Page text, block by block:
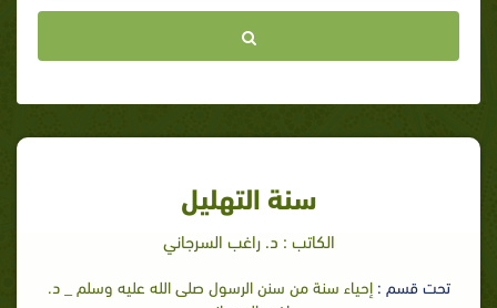
سنة التهليل
الكاتب : د. راغب السرجاني
تحت قسم :إحياء سنة من سنن الرسول صلى الله عليه وسلم _ د.